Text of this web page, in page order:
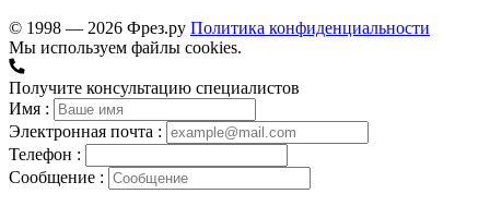
© 1998 — 2026 Фрез.ру Политика конфиденциальности
Мы используем файлы cookies.
Получите консультацию специалистов
Имя :
Электронная почта :
Телефон :
Сообщение :